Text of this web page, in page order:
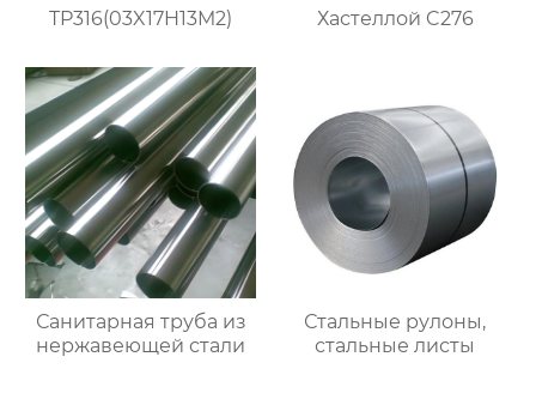
TP316(03X17H13M2) Хастеллой C276
Санитарная труба из
нержавеющей стали
Стальные рулоны,
стальные листы